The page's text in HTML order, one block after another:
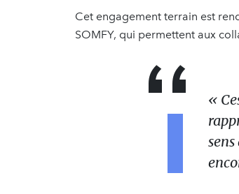
Cet engagement terrain est
SOMFY, qui permettent aux
«